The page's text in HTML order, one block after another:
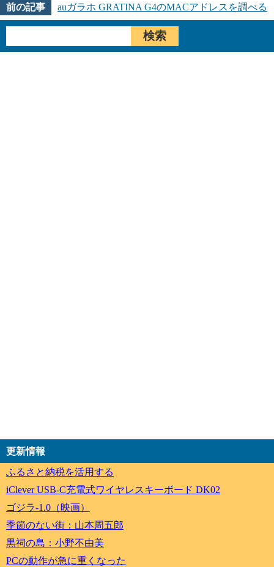
auガラホ GRATINA G4のMACアドレスを調べる
更新情報
ふるさと納税を活用する
iClever USB-C充電式ワイヤレスキーボード DK02
ゴジラ-1.0（映画）
季節のない街：山本周五郎
黒祠の島：小野不由美
PCの動作が急に重くなった